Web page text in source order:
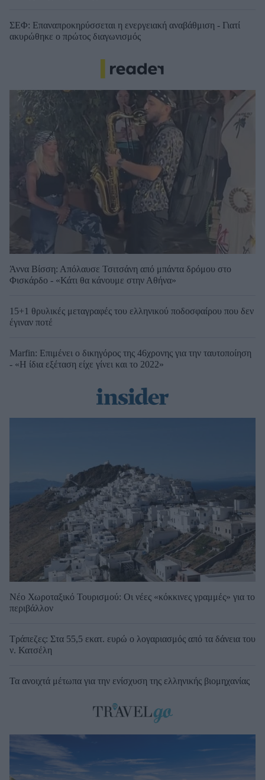
ΣΕΦ: Επαναπροκηρύσσεται η ενεργειακή αναβάθμιση - Γιατί
ακυρώθηκε ο πρώτος διαγωνισμός
Άννα Βίσση: Απόλαυσε Τσιτσάνη από μπάντα δρόμου στο
Φισκάρδο - «Κάτι θα κάνουμε στην Αθήνα»
15+1 θρυλικές μεταγραφές του ελληνικού ποδοσφαίρου που δεν
έγιναν ποτέ
Marfin: Επιμένει ο δικηγόρος της 46χρονης για την ταυτοποίηση
- «Η ίδια εξέταση είχε γίνει και το 2022»
Νέο Χωροταξικό Τουρισμού: Οι νέες «κόκκινες γραμμές» για το
περιβάλλον
Τράπεζες: Στα 55,5 εκατ. ευρώ ο λογαριασμός από τα δάνεια του
ν. Κατσέλη
Τα ανοιχτά μέτωπα για την ενίσχυση της ελληνικής βιομηχανίας